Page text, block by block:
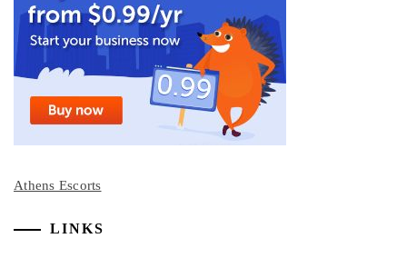
Athens Escorts
LINKS